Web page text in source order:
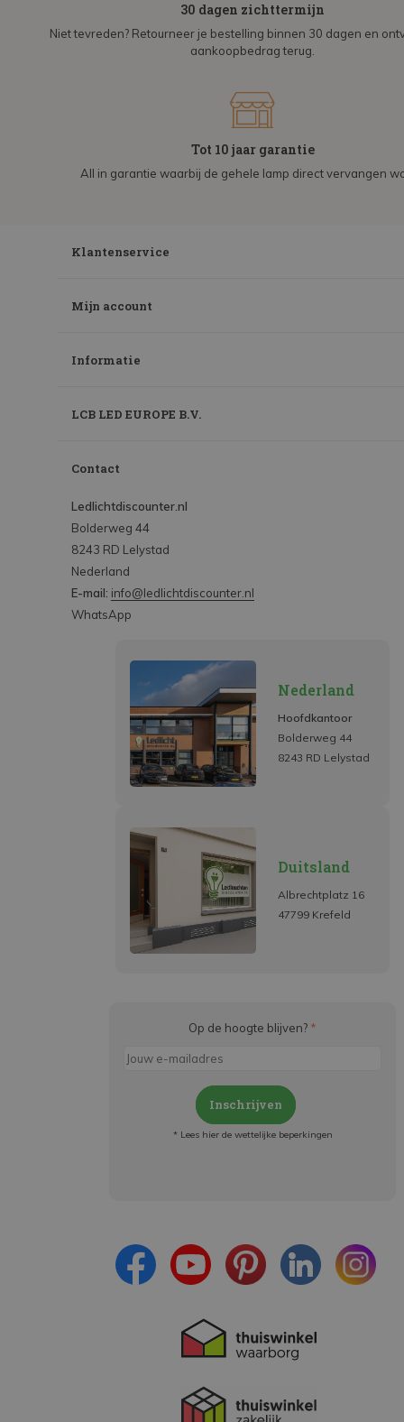
30 dagen zichttermijn
Niet tevreden? Retourneer je bestelling binnen 30 dagen en
aankoopbedrag terug.
Tot 10 jaar garantie
All in garantie waarbij de gehele lamp direct vervangen
Klantenservice
Mijn account
Informatie
LCB LED EUROPE B.V.
Contact
Ledlichtdiscounter.nl
Bolderweg 44
8243 RD Lelystad
Nederland
E-mail: info@ledlichtdiscounter.nl
WhatsApp
Nederland
Hoofdkantoor
Bolderweg 44
8243 RD Lelystad
Duitsland
Albrechtplatz 16
47799 Krefeld
Op de hoogte blijven? *
Inschrijven
* Lees hier de wettelijke beperkingen